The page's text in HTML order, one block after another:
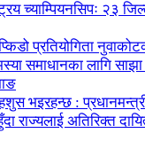
च्याम्पियनसिपः २३
प्रतियोगिता
समाधानका लागि साझा
भइरहन्छ :
राज्यलाई अतिरिक्त